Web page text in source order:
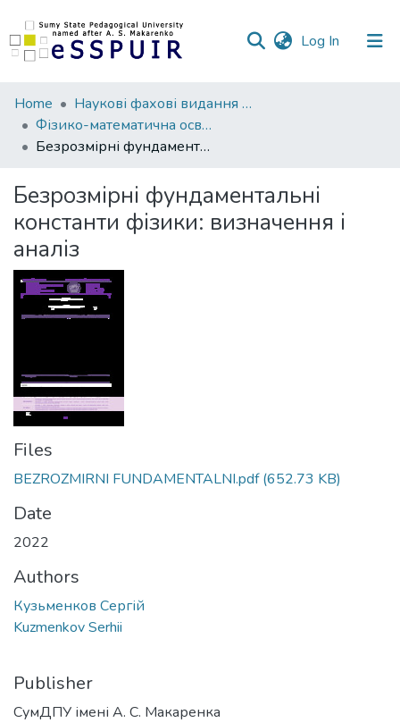
Log In (current)
Communities
&
Collections
Statistics
Home
Наукові фахові видання СумДПУ
Фізико-математична освіта
Безрозмірні фундаментальні константи фізики: визначення і аналіз
Безрозмірні фундаментальні
константи фізики: визначення і
аналіз
Files
BEZROZMIRNI FUNDAMENTALNI.pdf(652.73 KB)
Date
2022
Authors
Кузьменков Сергій
Kuzmenkov Serhii
Publisher
СумДПУ імені А. С. Макаренка